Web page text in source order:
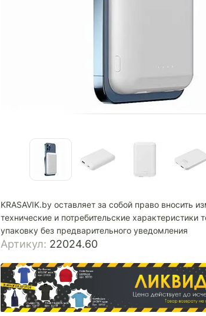
KRASAVIK.by оставляет за собой право вносить
технические и потребительские характеристики
упаковку без предварительного уведомления
Артикул: 22024.60